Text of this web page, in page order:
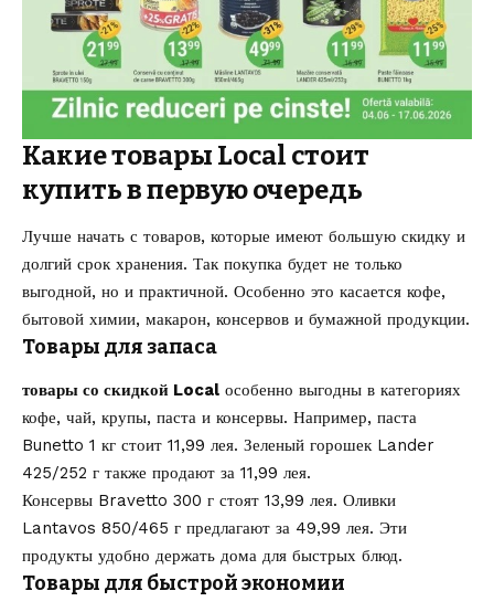
Какие товары Local стоит
купить в первую очередь
Лучше начать с товаров, которые имеют большую скидку и
долгий срок хранения. Так покупка будет не только
выгодной, но и практичной. Особенно это касается кофе,
бытовой химии, макарон, консервов и бумажной продукции.
Товары для запаса
товары со скидкой Local особенно выгодны в категориях
кофе, чай, крупы, паста и консервы. Например, паста
Bunetto 1 кг стоит 11,99 лея. Зеленый горошек Lander
425/252 г также продают за 11,99 лея.
Консервы Bravetto 300 г стоят 13,99 лея. Оливки
Lantavos 850/465 г предлагают за 49,99 лея. Эти
продукты удобно держать дома для быстрых блюд.
Товары для быстрой экономии